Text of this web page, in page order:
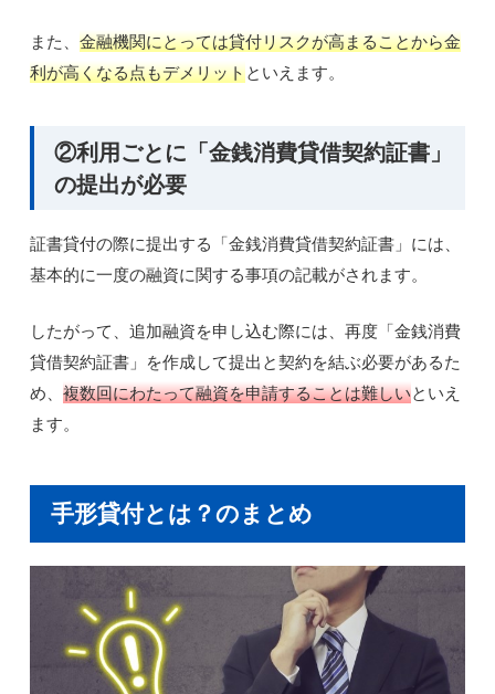
また、金融機関にとっては貸付リスクが高まることから金
利が高くなる点もデメリットといえます。
②利用ごとに「金銭消費貸借契約証書」
の提出が必要
証書貸付の際に提出する「金銭消費貸借契約証書」には、
基本的に一度の融資に関する事項の記載がされます。
したがって、追加融資を申し込む際には、再度「金銭消費
貸借契約証書」を作成して提出と契約を結ぶ必要があるた
め、複数回にわたって融資を申請することは難しいといえ
ます。
手形貸付とは？のまとめ